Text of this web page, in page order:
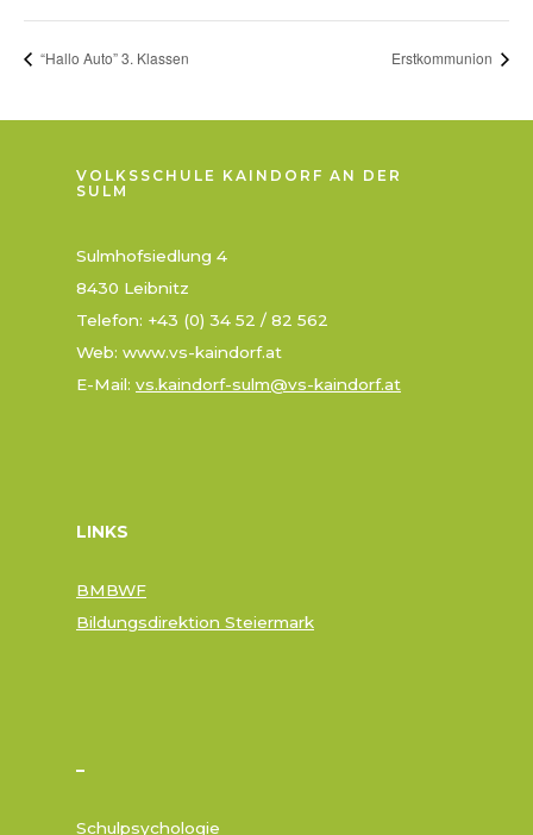
“Hallo Auto” 3. Klassen Erstkommunion
VOLKSSCHULE KAINDORF AN DER
SULM
Sulmhofsiedlung 4
8430 Leibnitz
Telefon: +43 (0) 34 52 / 82 562
Web: www.vs-kaindorf.at
E-Mail: vs.kaindorf-sulm@vs-kaindorf.at
LINKS
BMBWF
Bildungsdirektion Steiermark
–
Schulpsychologie